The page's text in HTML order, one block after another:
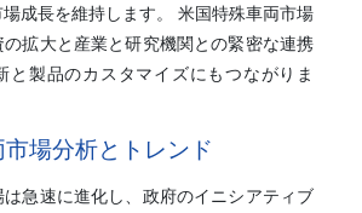
成長を維持します。 米国特殊車両市場
拡大と産業と研究機関との緊密な連携
と製品のカスタマイズにもつながりま
場分析とトレンド
急速に進化し、政府のイニシアティブ